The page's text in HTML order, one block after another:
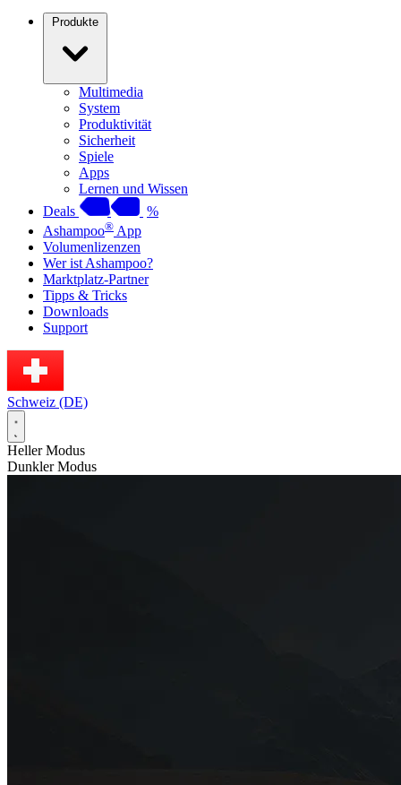
Produkte
Multimedia
System
Produktivität
Sicherheit
Spiele
Apps
Lernen und Wissen
Deals
%
Ashampoo® App
Volumenlizenzen
Wer ist Ashampoo?
Marktplatz-Partner
Tipps & Tricks
Downloads
Support
Schweiz (DE)
Heller Modus
Dunkler Modus